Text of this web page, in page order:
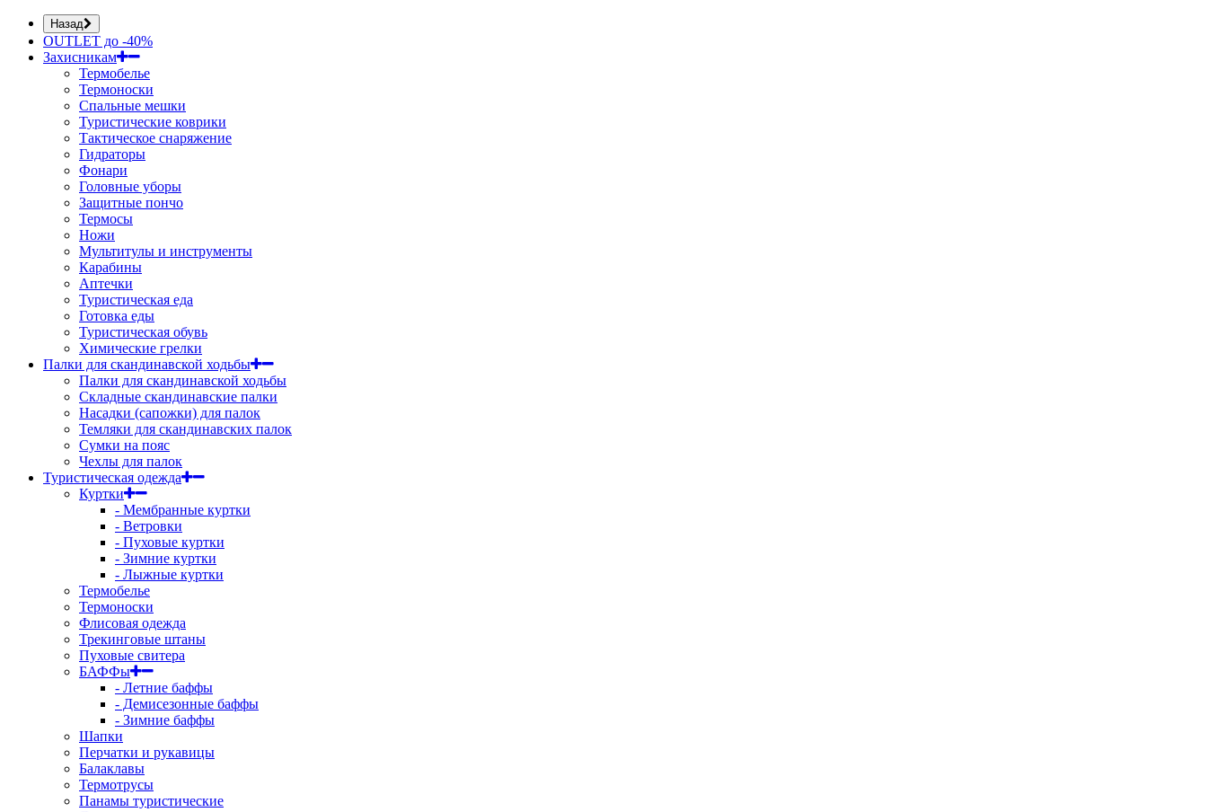
Назад
OUTLET до -40%
Захисникам
Термобелье
Термоноски
Спальные мешки
Туристические коврики
Тактическое снаряжение
Гидраторы
Фонари
Головные уборы
Защитные пончо
Термосы
Ножи
Мультитулы и инструменты
Карабины
Аптечки
Туристическая еда
Готовка еды
Туристическая обувь
Химические грелки
Палки для скандинавской ходьбы
Палки для скандинавской ходьбы
Складные скандинавские палки
Насадки (сапожки) для палок
Темляки для скандинавских палок
Сумки на пояс
Чехлы для палок
Туристическая одежда
Куртки
- Мембранные куртки
- Ветровки
- Пуховые куртки
- Зимние куртки
- Лыжные куртки
Термобелье
Термоноски
Флисовая одежда
Трекинговые штаны
Пуховые свитера
БАФФы
- Летние баффы
- Демисезонные баффы
- Зимние баффы
Шапки
Перчатки и рукавицы
Балаклавы
Термотрусы
Панамы туристические